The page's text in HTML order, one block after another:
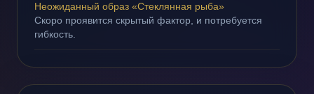
Неожиданный образ «Стеклянная рыба»
Скоро проявится скрытый фактор, и потребуется
гибкость.